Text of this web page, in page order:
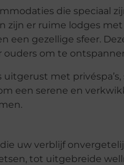
die speciaal
zijn er ruime lodges
een gezellige sfeer.
om te
met privéspa’s,
een serene en
uw verblijf
tot uitgebreide